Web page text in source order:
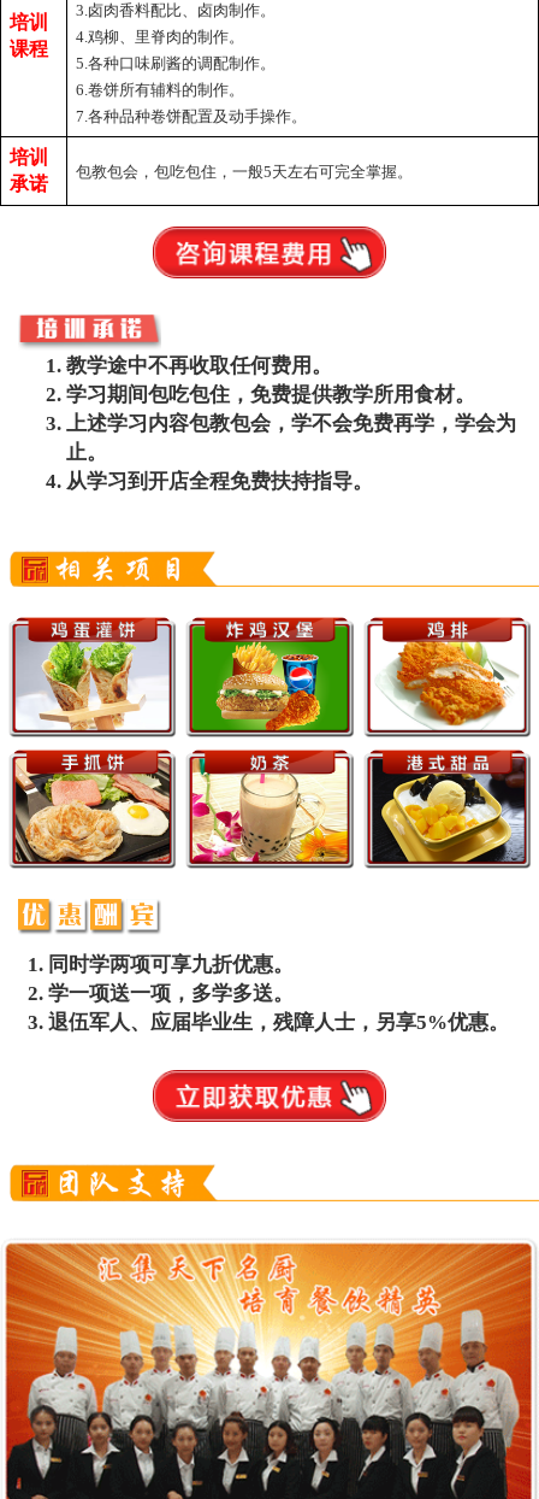
培训
课程
3.卤肉香料配比、卤肉制作。
4.鸡柳、里脊肉的制作。
5.各种口味刷酱的调配制作。
6.卷饼所有辅料的制作。
7.各种品种卷饼配置及动手操作。
培训
承诺
包教包会，包吃包住，一般5天左右可完全掌握。
教学途中不再收取任何费用。
学习期间包吃包住，免费提供教学所用食材。
上述学习内容包教包会，学不会免费再学，学会为
止。
从学习到开店全程免费扶持指导。
同时学两项可享九折优惠。
学一项送一项，多学多送。
退伍军人、应届毕业生，残障人士，另享5%优惠。